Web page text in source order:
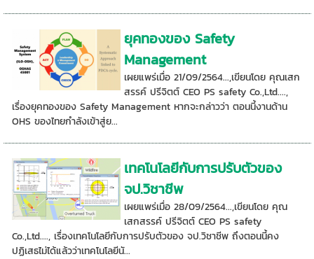
ยุคทองของ Safety
Management
เผยแพร่เมื่อ 21/09/2564...,เขียนโดย คุณเสก
สรรค์ ปรีจิตต์ CEO PS safety Co.,Ltd....,
เรื่องยุคทองของ Safety Management หากจะกล่าวว่า ตอนนี้งานด้าน
OHS ของไทยกำลังเข้าสู่ย...
เทคโนโลยีกับการปรับตัวของ
จป.วิชาชีพ
เผยแพร่เมื่อ 28/09/2564...,เขียนโดย คุณ
เสกสรรค์ ปรีจิตต์ CEO PS safety
Co.,Ltd...., เรื่องเทคโนโลยีกับการปรับตัวของ จป.วิชาชีพ ถึงตอนนี้คง
ปฏิเสธไม่ได้แล้วว่าเทคโนโลยีนั...